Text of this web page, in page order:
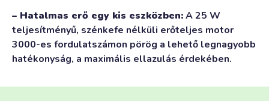
– Hatalmas erő egy kis eszközben:A 25 W
teljesítményű, szénkefe nélküli erőteljes motor
3000-es fordulatszámon pörög a lehető legnagyobb
hatékonyság, a maximális ellazulás érdekében.